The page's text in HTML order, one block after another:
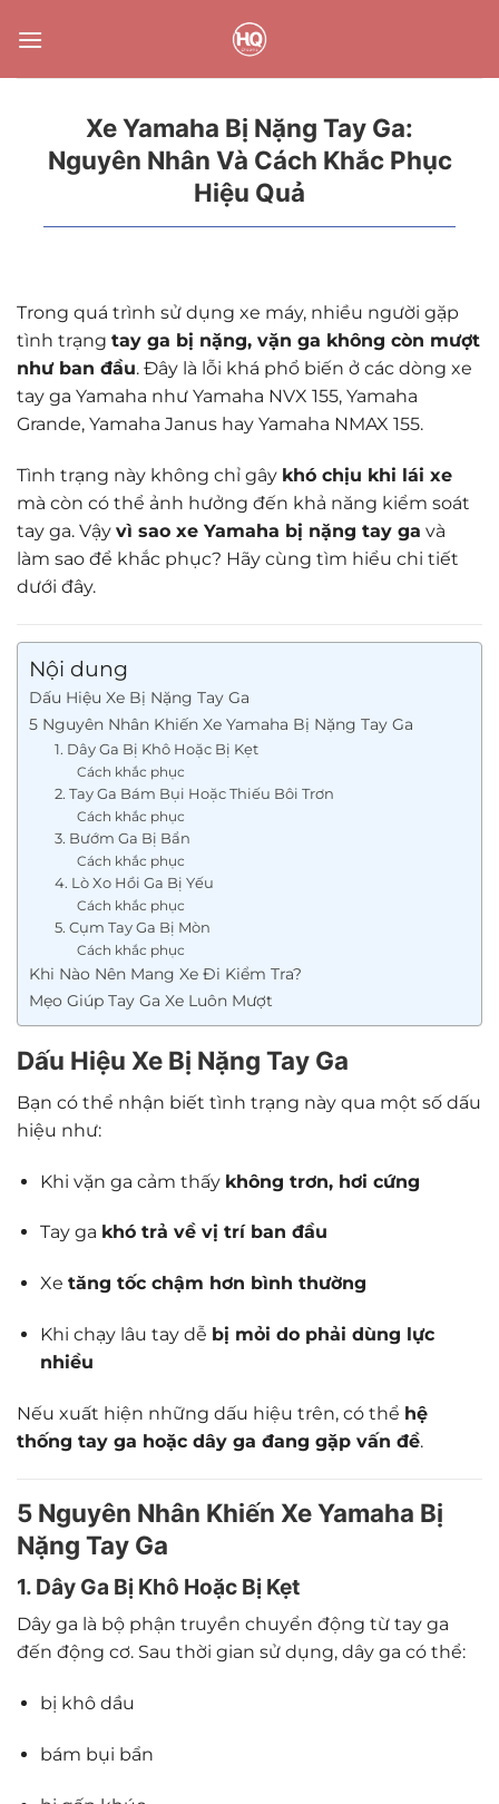
qua
Xe Yamaha Bị Nặng Tay Ga:
Nguyên Nhân Và Cách Khắc Phục
Hiệu Quả
Trong quá trình sử dụng xe máy, nhiều người gặp
tình trạng tay ga bị nặng, vặn ga không còn mượt
như ban đầu. Đây là lỗi khá phổ biến ở các dòng xe
tay ga Yamaha như Yamaha NVX 155, Yamaha
Grande, Yamaha Janus hay Yamaha NMAX 155.
Tình trạng này không chỉ gây khó chịu khi lái xe
mà còn có thể ảnh hưởng đến khả năng kiểm soát
tay ga. Vậy vì sao xe Yamaha bị nặng tay ga và
làm sao để khắc phục? Hãy cùng tìm hiểu chi tiết
dưới đây.
Nội dung
Dấu Hiệu Xe Bị Nặng Tay Ga
5 Nguyên Nhân Khiến Xe Yamaha Bị Nặng Tay Ga
1. Dây Ga Bị Khô Hoặc Bị Kẹt
Cách khắc phục
2. Tay Ga Bám Bụi Hoặc Thiếu Bôi Trơn
Cách khắc phục
3. Bướm Ga Bị Bẩn
Cách khắc phục
4. Lò Xo Hồi Ga Bị Yếu
Cách khắc phục
5. Cụm Tay Ga Bị Mòn
Cách khắc phục
Khi Nào Nên Mang Xe Đi Kiểm Tra?
Mẹo Giúp Tay Ga Xe Luôn Mượt
Dấu Hiệu Xe Bị Nặng Tay Ga
Bạn có thể nhận biết tình trạng này qua một số dấu
hiệu như:
Khi vặn ga cảm thấy không trơn, hơi cứng
Tay ga khó trả về vị trí ban đầu
Xe tăng tốc chậm hơn bình thường
Khi chạy lâu tay dễ bị mỏi do phải dùng lực
nhiều
Nếu xuất hiện những dấu hiệu trên, có thể hệ
thống tay ga hoặc dây ga đang gặp vấn đề.
5 Nguyên Nhân Khiến Xe Yamaha Bị
Nặng Tay Ga
1. Dây Ga Bị Khô Hoặc Bị Kẹt
Dây ga là bộ phận truyền chuyển động từ tay ga
đến động cơ. Sau thời gian sử dụng, dây ga có thể:
bị khô dầu
bám bụi bẩn